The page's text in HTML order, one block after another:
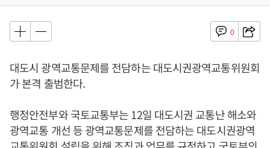
0
대도시 광역교통문제를 전담하는 대도시권광역교통위원회
가 본격 출범한다.
행정안전부와 국토교통부는 12일 대도시권 교통난 해소와
광역교통 개선 등 광역교통문제를 전담하는 대도시권광역